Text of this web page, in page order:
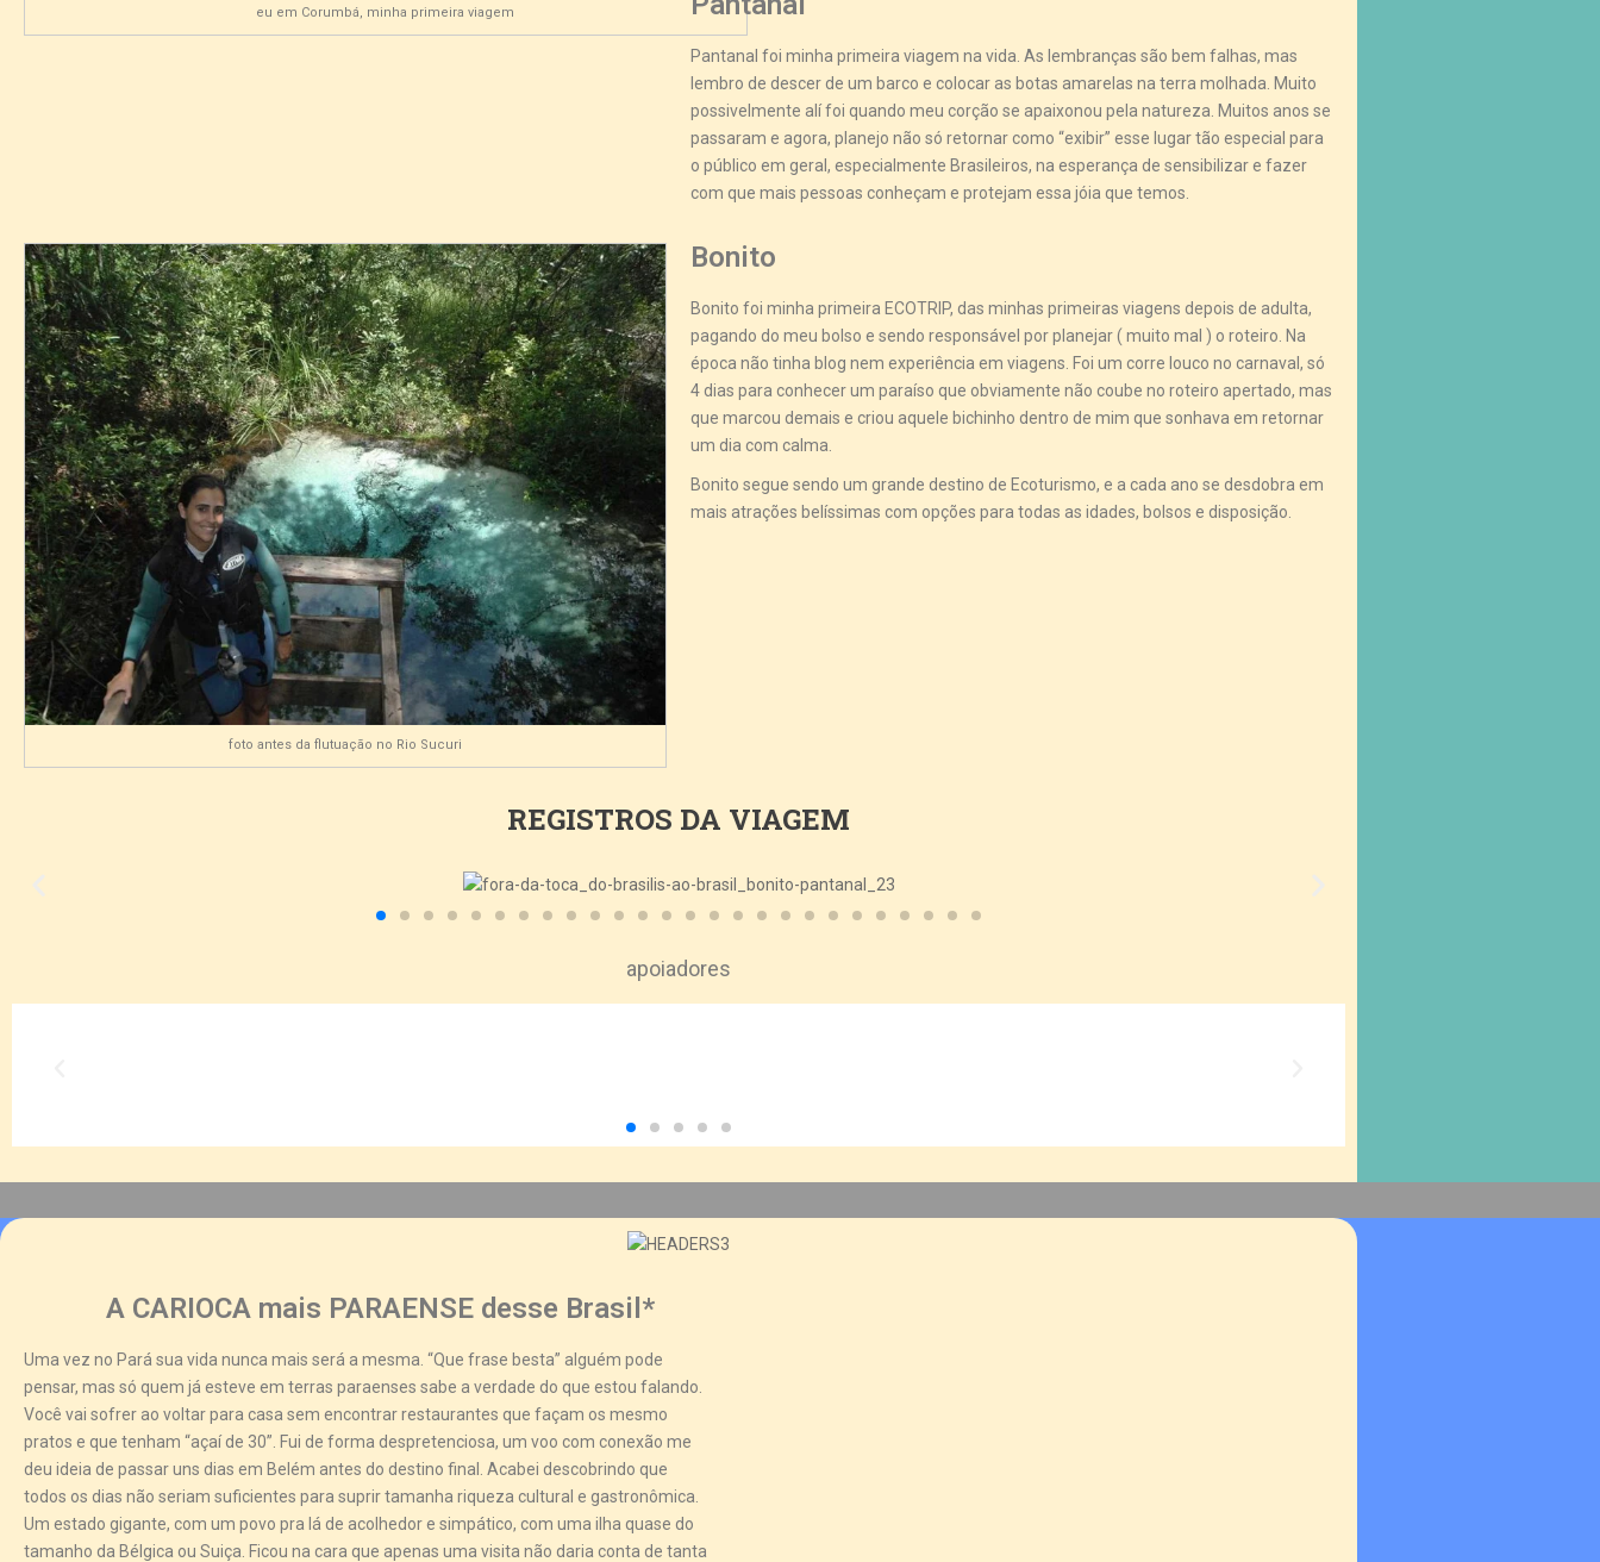
eu em Corumbá, minha primeira viagem
Pantanal foi minha primeira viagem na vida. As lembranças são bem falhas, mas
lembro de descer de um barco e colocar as botas amarelas na terra molhada. Muito
possivelmente alí foi quando meu corção se apaixonou pela natureza. Muitos anos se
passaram e agora, planejo não só retornar como “exibir” esse lugar tão especial para
o público em geral, especialmente Brasileiros, na esperança de sensibilizar e fazer
com que mais pessoas conheçam e protejam essa jóia que temos.
foto antes da flutuação no Rio Sucuri
Bonito
Bonito foi minha primeira ECOTRIP, das minhas primeiras viagens depois de adulta,
pagando do meu bolso e sendo responsável por planejar ( muito mal ) o roteiro. Na
época não tinha blog nem experiência em viagens. Foi um corre louco no carnaval, só
4 dias para conhecer um paraíso que obviamente não coube no roteiro apertado, mas
que marcou demais e criou aquele bichinho dentro de mim que sonhava em retornar
um dia com calma.
Bonito segue sendo um grande destino de Ecoturismo, e a cada ano se desdobra em
mais atrações belíssimas com opções para todas as idades, bolsos e disposição.
REGISTROS DA VIAGEM
apoiadores
A CARIOCA mais PARAENSE desse Brasil*
Uma vez no Pará sua vida nunca mais será a mesma. “Que frase besta” alguém pode
pensar, mas só quem já esteve em terras paraenses sabe a verdade do que estou falando.
Você vai sofrer ao voltar para casa sem encontrar restaurantes que façam os mesmo
pratos e que tenham “açaí de 30”. Fui de forma despretenciosa, um voo com conexão me
deu ideia de passar uns dias em Belém antes do destino final. Acabei descobrindo que
todos os dias não seriam suficientes para suprir tamanha riqueza cultural e gastronômica.
Um estado gigante, com um povo pra lá de acolhedor e simpático, com uma ilha quase do
tamanho da Bélgica ou Suiça. Ficou na cara que apenas uma visita não daria conta de tanta